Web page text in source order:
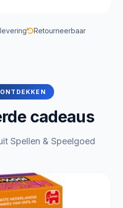
Retourneerbaar
cadeaus
Spellen & Speelgoed